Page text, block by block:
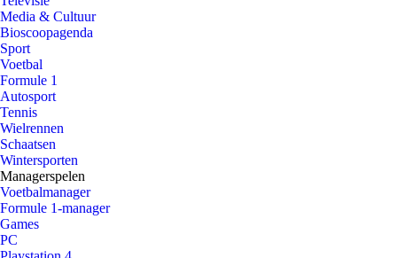
Media & Cultuur
Bioscoopagenda
Sport
Voetbal
Formule 1
Autosport
Tennis
Wielrennen
Schaatsen
Wintersporten
Managerspelen
Voetbalmanager
Formule 1-manager
Games
PC